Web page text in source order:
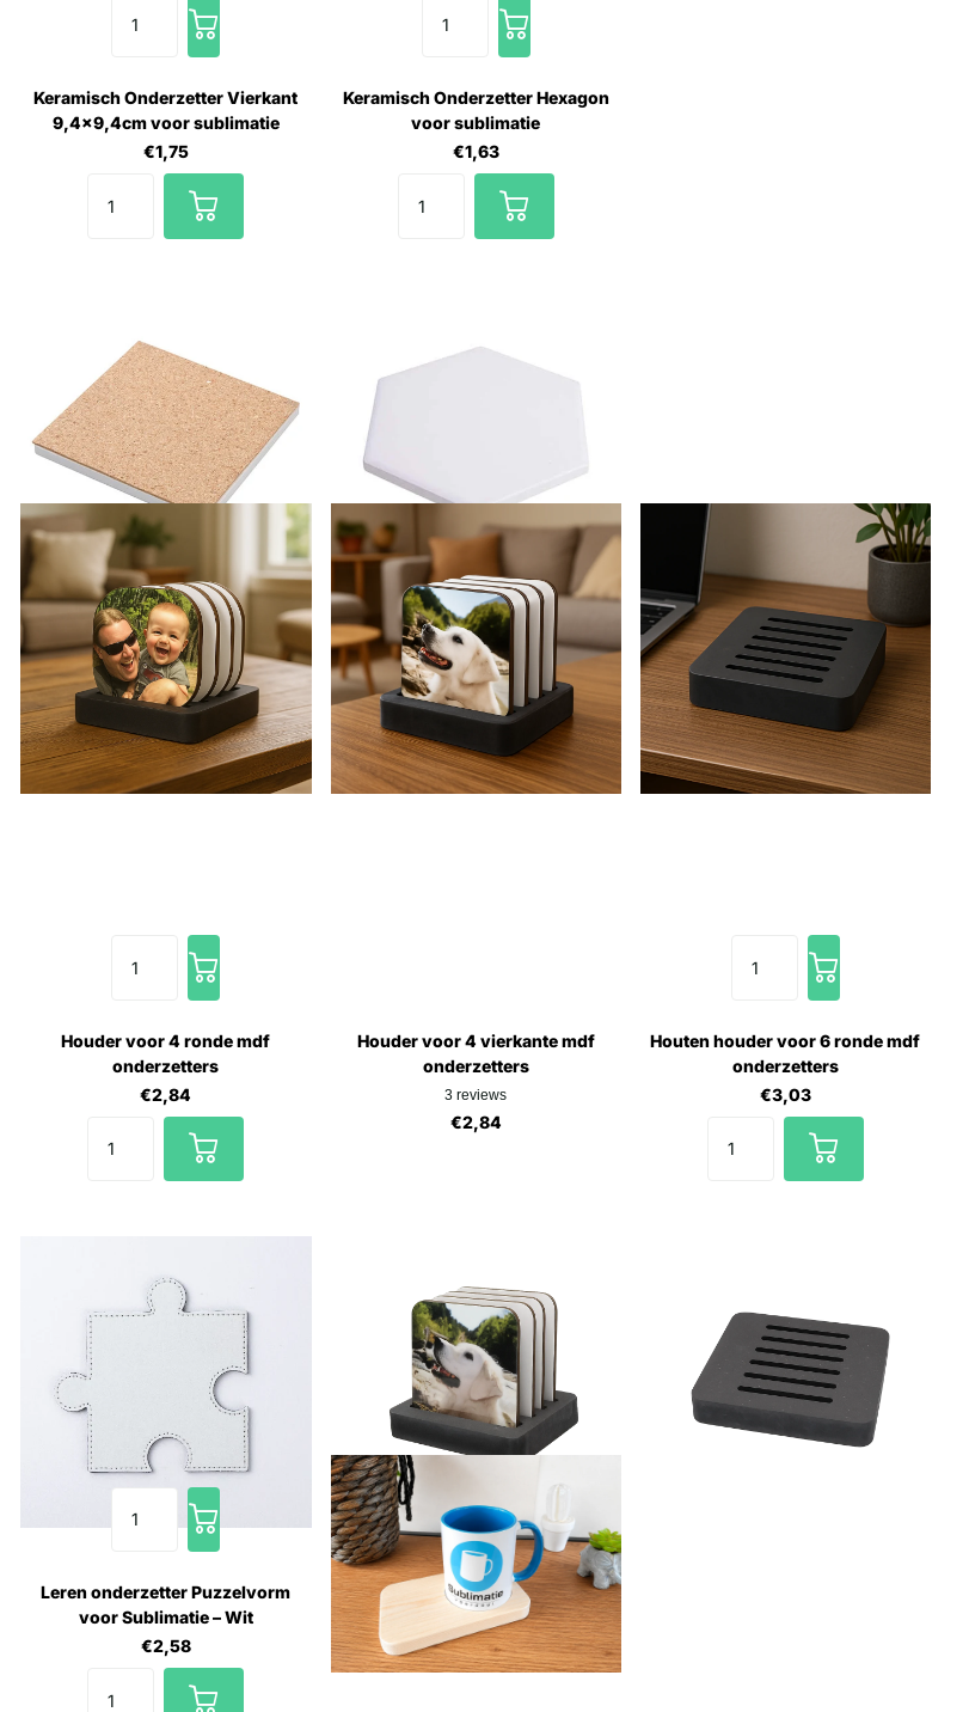
Keramisch Onderzetter Vierkant
9,4x9,4cm voor sublimatie
€1,75
Keramisch Onderzetter Hexagon
voor sublimatie
€1,63
Houder voor 4 ronde mdf
onderzetters
€2,84
Houder voor 4 vierkante mdf
onderzetters
3reviews
€2,84
Houten houder voor 6 ronde mdf
onderzetters
€3,03
Leren onderzetter Puzzelvorm
voor Sublimatie – Wit
€2,58